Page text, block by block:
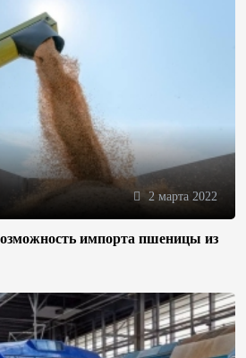
2 марта 2022
импорта пшеницы из